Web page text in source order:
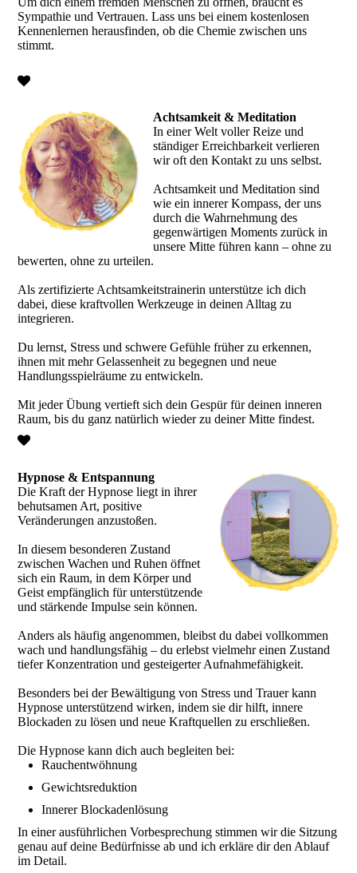
Sympathie und Vertrauen. Lass uns bei einem kostenlosen
Kennenlernen herausfinden, ob die Chemie zwischen uns
stimmt.
Achtsamkeit & Meditation
In einer Welt voller Reize und
ständiger Erreichbarkeit verlieren
wir oft den Kontakt zu uns selbst.
Achtsamkeit und Meditation sind
wie ein innerer Kompass, der uns
durch die Wahrnehmung des
gegenwärtigen Moments zurück in
unsere Mitte führen kann – ohne zu
bewerten, ohne zu urteilen.
Als zertifizierte Achtsamkeitstrainerin unterstütze ich dich
dabei, diese kraftvollen Werkzeuge in deinen Alltag zu
integrieren.
Du lernst, Stress und schwere Gefühle früher zu erkennen,
ihnen mit mehr Gelassenheit zu begegnen und neue
Handlungsspielräume zu entwickeln.
Mit jeder Übung vertieft sich dein Gespür für deinen inneren
Raum, bis du ganz natürlich wieder zu deiner Mitte findest.
Hypnose & Entspannung
Die Kraft der Hypnose liegt in ihrer
behutsamen Art, positive
Veränderungen anzustoßen.
In diesem besonderen Zustand
zwischen Wachen und Ruhen öffnet
sich ein Raum, in dem Körper und
Geist empfänglich für unterstützende
und stärkende Impulse sein können.
Anders als häufig angenommen, bleibst du dabei vollkommen
wach und handlungsfähig – du erlebst vielmehr einen Zustand
tiefer Konzentration und gesteigerter Aufnahmefähigkeit.
Besonders bei der Bewältigung von Stress und Trauer kann
Hypnose unterstützend wirken, indem sie dir hilft, innere
Blockaden zu lösen und neue Kraftquellen zu erschließen.
Die Hypnose kann dich auch begleiten bei:
Rauchentwöhnung
Gewichtsreduktion
Innerer Blockadenlösung
In einer ausführlichen Vorbesprechung stimmen wir die Sitzung
genau auf deine Bedürfnisse ab und ich erkläre dir den Ablauf
im Detail.